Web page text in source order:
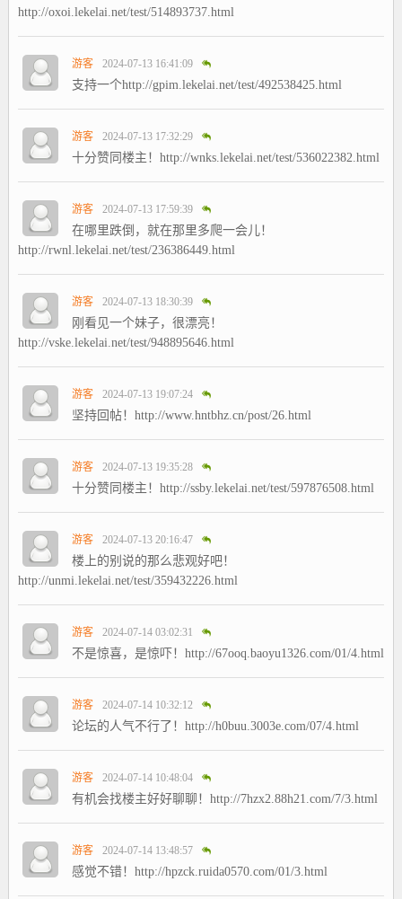
http://oxoi.lekelai.net/test/514893737.html
游客 2024-07-13 16:41:09
支持一个http://gpim.lekelai.net/test/492538425.html
游客 2024-07-13 17:32:29
十分赞同楼主！http://wnks.lekelai.net/test/536022382.html
游客 2024-07-13 17:59:39
在哪里跌倒，就在那里多爬一会儿！
http://rwnl.lekelai.net/test/236386449.html
游客 2024-07-13 18:30:39
刚看见一个妹子，很漂亮！
http://vske.lekelai.net/test/948895646.html
游客 2024-07-13 19:07:24
坚持回帖！http://www.hntbhz.cn/post/26.html
游客 2024-07-13 19:35:28
十分赞同楼主！http://ssby.lekelai.net/test/597876508.html
游客 2024-07-13 20:16:47
楼上的别说的那么悲观好吧！
http://unmi.lekelai.net/test/359432226.html
游客 2024-07-14 03:02:31
不是惊喜，是惊吓！http://67ooq.baoyu1326.com/01/4.html
游客 2024-07-14 10:32:12
论坛的人气不行了！http://h0buu.3003e.com/07/4.html
游客 2024-07-14 10:48:04
有机会找楼主好好聊聊！http://7hzx2.88h21.com/7/3.html
游客 2024-07-14 13:48:57
感觉不错！http://hpzck.ruida0570.com/01/3.html